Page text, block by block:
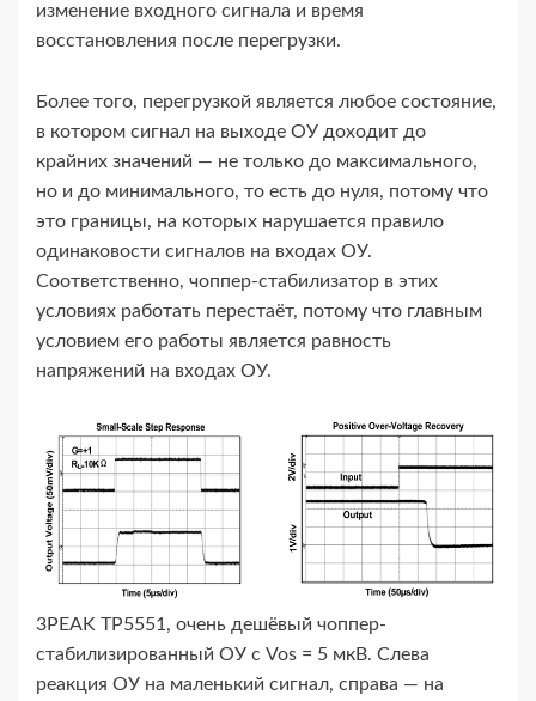
изменение входного сигнала и время
восстановления после перегрузки.
Более того, перегрузкой является любое состояние,
в котором сигнал на выходе ОУ доходит до
крайних значений — не только до максимального,
но и до минимального, то есть до нуля, потому что
это границы, на которых нарушается правило
одинаковости сигналов на входах ОУ.
Соответственно, чоппер-​стабилизатор в этих
условиях работать перестаёт, потому что главным
условием его работы является равность
напряжений на входах ОУ.
3PEAK TP5551, очень дешёвый чоппер-​
стабилизированный ОУ с Vos = 5 мкВ. Слева
реакция ОУ на маленький сигнал, справа — на